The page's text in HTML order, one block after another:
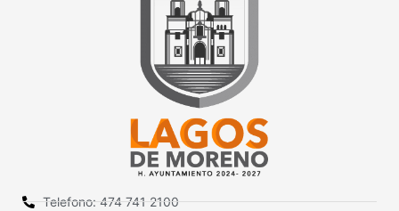
Telefono: 474 741 2100